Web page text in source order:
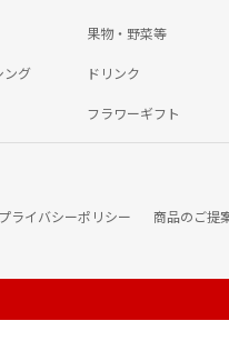
果物・野菜等
ング ドリンク
フラワーギフト
プライバシーポリシー 商品のご提